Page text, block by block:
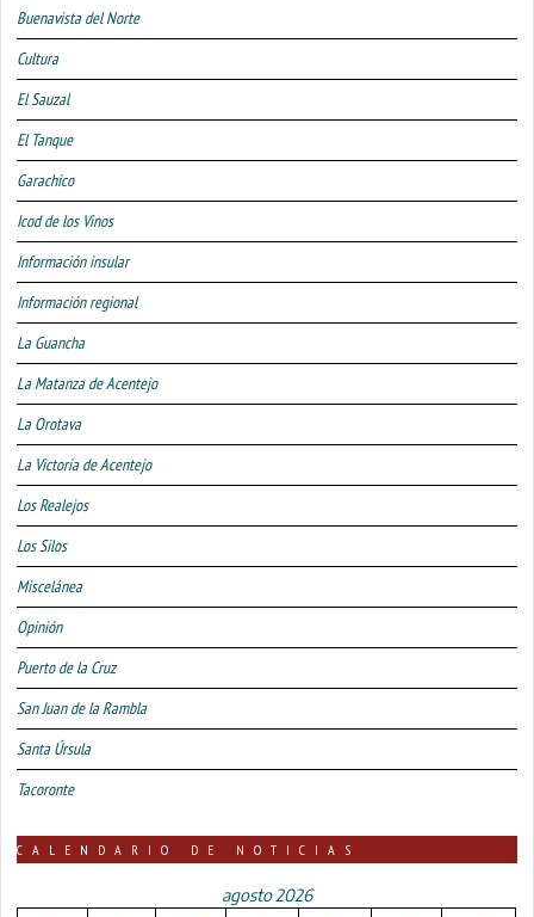
Buenavista del Norte
Cultura
El Sauzal
El Tanque
Garachico
Icod de los Vinos
Información insular
Información regional
La Guancha
La Matanza de Acentejo
La Orotava
La Victoria de Acentejo
Los Realejos
Los Silos
Miscelánea
Opinión
Puerto de la Cruz
San Juan de la Rambla
Santa Úrsula
Tacoronte
CALENDARIO DE NOTICIAS
agosto 2026